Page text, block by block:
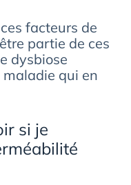
facteurs de
partie de ces
dysbiose
qui en
si je